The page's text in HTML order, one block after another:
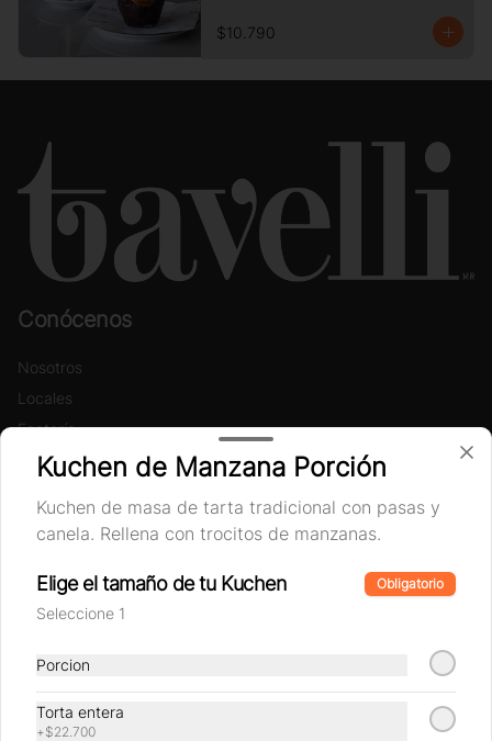
$10.790
Conócenos
Nosotros
Locales
Factoría
Términos y condiciones
Redes sociales
Instagram
Facebook
Mi cuenta
Pedir
Kuchen de Manzana Porción
Kuchen de masa de tarta tradicional con pasas y
canela. Rellena con trocitos de manzanas.
Elige el tamaño de tu Kuchen Obligatorio
Seleccione 1
Porcion
Torta entera
+$22.700